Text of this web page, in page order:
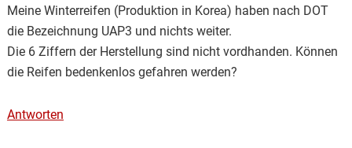
Meine Winterreifen (Produktion in Korea) haben nach DOT
die Bezeichnung UAP3 und nichts weiter.
Die 6 Ziffern der Herstellung sind nicht vordhanden. Können
die Reifen bedenkenlos gefahren werden?
Antworten